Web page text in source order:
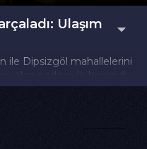
Ulaşım
ile Dipsizgöl mahallelerini
nedeniyle kapandı.
toprak kayması sonucu
parçalanarak ciddi hasar
şaşkınlık yaşarken,
ulaşıma kapatıldı.